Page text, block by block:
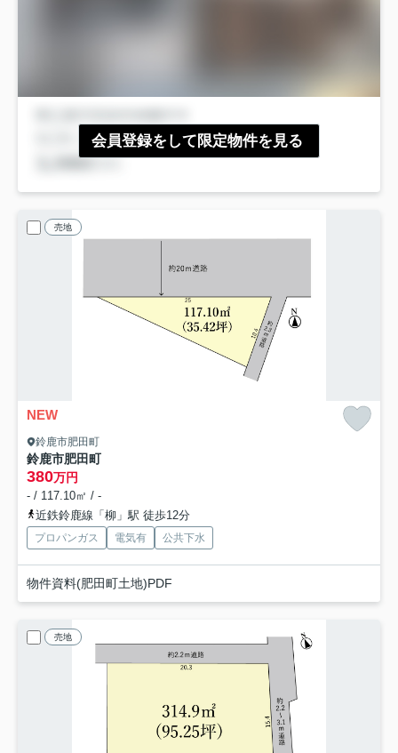
会員登録をして限定物件を見る
売地
NEW
鈴鹿市肥田町
鈴鹿市肥田町
380万円
- / 117.10㎡ / -
近鉄鈴鹿線「柳」駅 徒歩12分
プロパンガス 電気有 公共下水
物件資料(肥田町土地)PDF
売地